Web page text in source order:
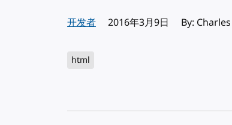
开发者 发布:
2016年3月9日 By:
html